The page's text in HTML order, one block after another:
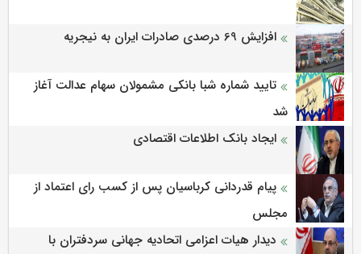
افزایش 69 درصدی صادرات ایران به نیجریه
تایید شماره شبا بانکی مشمولان سهام عدالت آغاز
شد
ایجاد بانک اطلاعات اقتصادی
پیام قدردانی کرباسیان پس از کسب رای اعتماد از
مجلس
دیدار هیات اعزامی اتحادیه جهانی سردفتران با